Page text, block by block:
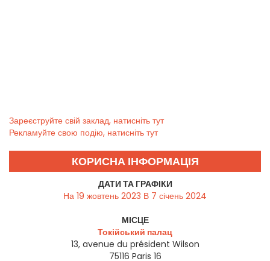
Зареєструйте свій заклад, натисніть тут
Рекламуйте свою подію, натисніть тут
КОРИСНА ІНФОРМАЦІЯ
ДАТИ ТА ГРАФІКИ
На 19 жовтень 2023 В 7 січень 2024
МІСЦЕ
Токійський палац
13, avenue du président Wilson
75116 Paris 16